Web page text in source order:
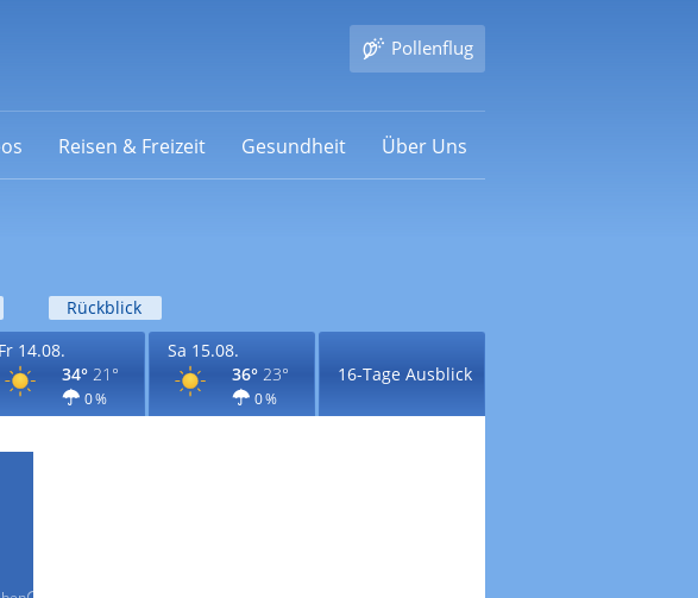
Pollenflug
Reisen & Freizeit Gesundheit Über Uns
Rückblick
Fr 14.08.
34° 21°
0 %
Sa 15.08.
36° 23°
0 %
16-Tage Ausblick